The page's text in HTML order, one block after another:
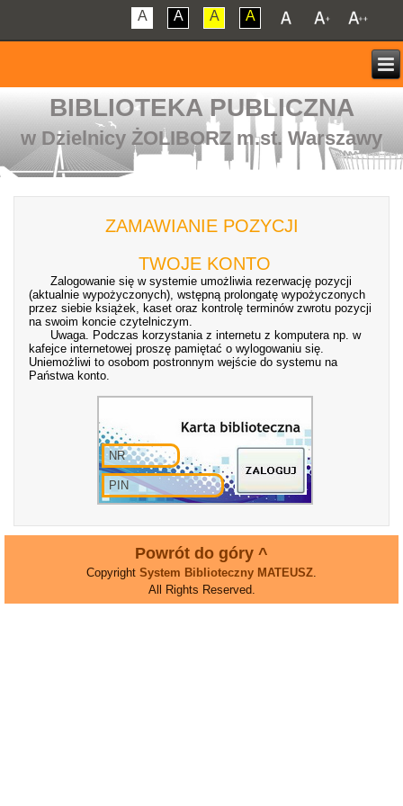
A A A A
BIBLIOTEKA PUBLICZNA
w Dzielnicy ŻOLIBORZ m.st. Warszawy
ZAMAWIANIE POZYCJI
TWOJE KONTO
Zalogowanie się w systemie umożliwia rezerwację pozycji
(aktualnie wypożyczonych), wstępną prolongatę wypożyczonych
przez siebie książek, kaset oraz kontrolę terminów zwrotu pozycji
na swoim koncie czytelniczym.
Uwaga. Podczas korzystania z internetu z komputera np. w
kafejce internetowej proszę pamiętać o wylogowaniu się.
Uniemożliwi to osobom postronnym wejście do systemu na
Państwa konto.
Powrót do góry ^
Copyright System Biblioteczny MATEUSZ
All Rights Reserved.